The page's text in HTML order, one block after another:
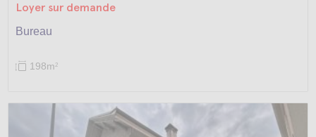
Loyer sur demande
Bureau
198m2